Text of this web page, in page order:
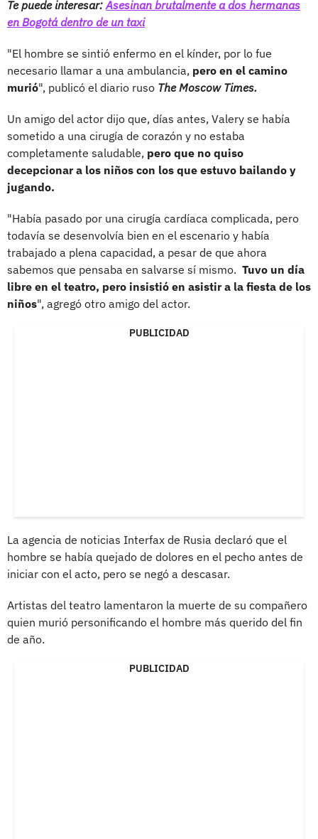
Te puede interesar: Asesinan brutalmente a dos hermanas
en Bogotá dentro de un taxi
"El hombre se sintió enfermo en el kínder, por lo fue
necesario llamar a una ambulancia, pero en el camino
murió", publicó el diario ruso The Moscow Times.
Un amigo del actor dijo que, días antes, Valery se había
sometido a una cirugía de corazón y no estaba
completamente saludable, pero que no quiso
decepcionar a los niños con los que estuvo bailando y
jugando.
"Había pasado por una cirugía cardíaca complicada, pero
todavía se desenvolvía bien en el escenario y había
trabajado a plena capacidad, a pesar de que ahora
sabemos que pensaba en salvarse sí mismo. Tuvo un día
libre en el teatro, pero insistió en asistir a la fiesta de los
niños", agregó otro amigo del actor.
PUBLICIDAD
La agencia de noticias Interfax de Rusia declaró que el
hombre se había quejado de dolores en el pecho antes de
iniciar con el acto, pero se negó a descasar.
Artistas del teatro lamentaron la muerte de su compañero
quien murió personificando el hombre más querido del fin
de año.
PUBLICIDAD